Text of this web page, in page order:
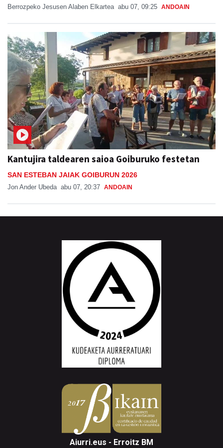
Berrozpeko Jesusen Alaben Elkartea abu 07, 09:25 ANDOAIN
Kantujira taldearen saioa Goiburuko festetan
SAN ESTEBAN JAIAK GOIBURUN 2026
Jon Ander Ubeda abu 07, 20:37 ANDOAIN
Aiurri.eus - Erroitz BM